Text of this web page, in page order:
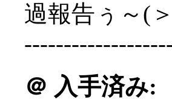
過報告ぅ～(
＠ 入手済み: